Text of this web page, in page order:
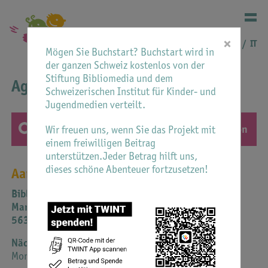
FR IT
Agenda
Aargau
Bibliothek Muri
Marktstr. 4
5630 Muri AG
Verslimorgen
Das isch de Duume, der schüttled Pfluume...
Versli und Reime mit Regina Meier-Gilgen für Eltern,
Nächstes Datum
Montag 17 August 2026
×
Mögen Sie Buchstart? Buchstart wird in
der ganzen Schweiz kostenlos von der
Stiftung Bibliomedia und dem
Schweizerischen Institut für Kinder- und
Jugendmedien verteilt.
Wir freuen uns, wenn Sie das Projekt mit
einem freiwilligen Beitrag
unterstützen.Jeder Betrag hilft uns,
dieses schöne Abenteuer fortzusetzen!